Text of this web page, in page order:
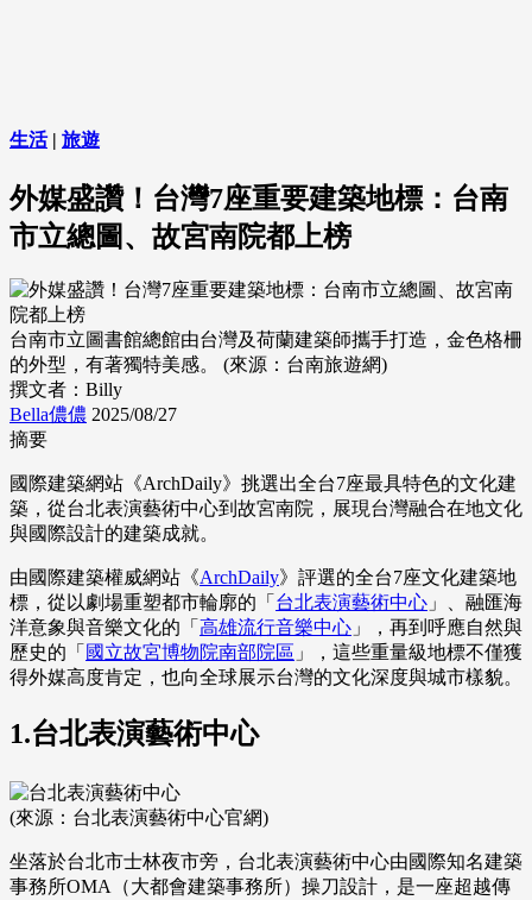
生活| 旅遊
外媒盛讚！台灣7座重要建築地標：台南
市立總圖、故宮南院都上榜
台南市立圖書館總館由台灣及荷蘭建築師攜手打造，金色格柵
的外型，有著獨特美感。 (來源：台南旅遊網)
撰文者：Billy
Bella儂儂 2025/08/27
摘要
國際建築網站《ArchDaily》挑選出全台7座最具特色的文化建
築，從台北表演藝術中心到故宮南院，展現台灣融合在地文化
與國際設計的建築成就。
由國際建築權威網站《ArchDaily》評選的全台7座文化建築地
標，從以劇場重塑都市輪廓的「 台北表演藝術中心 」、融匯海
洋意象與音樂文化的「 高雄流行音樂中心 」，再到呼應自然與
歷史的「 國立故宮博物院南部院區 」，這些重量級地標不僅獲
得外媒高度肯定，也向全球展示台灣的文化深度與城市樣貌。
1.台北表演藝術中心
(來源：台北表演藝術中心官網)
坐落於台北市士林夜市旁，台北表演藝術中心由國際知名建築
事務所OMA（大都會建築事務所）操刀設計，是一座超越傳